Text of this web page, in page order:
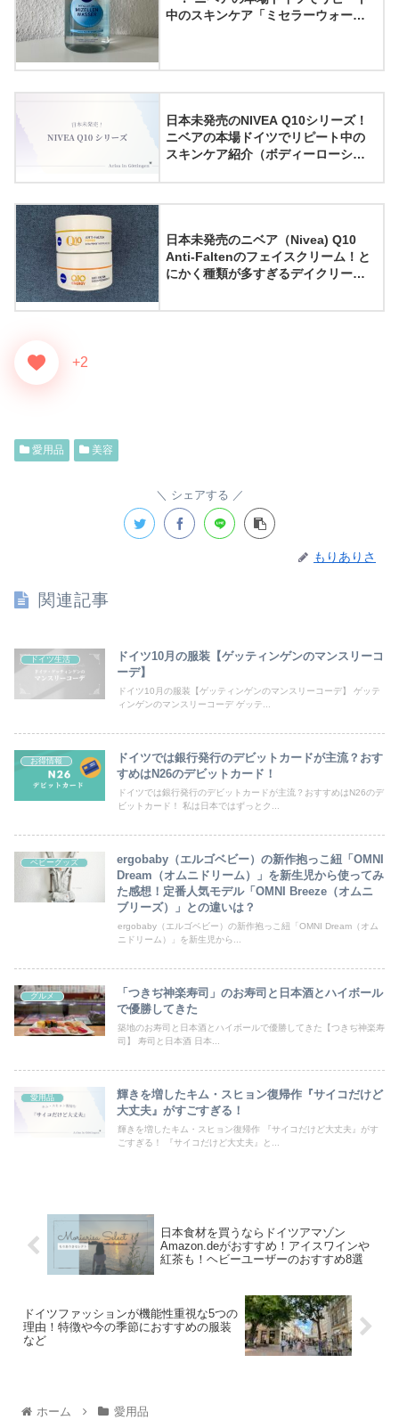
中のスキンケア「ミセラーウォータ
日本未発売のNIVEA Q10シリーズ！
ニベアの本場ドイツでリピート中の
スキンケア紹介（ボディーローショ
日本未発売のニベア（Nivea) Q10
Anti-Faltenのフェイスクリーム！と
にかく種類が多すぎるデイクリーム
+2
愛用品 美容
シェアする
もりありさ
関連記事
ドイツ生活
ドイツ10月の服装【ゲッティンゲンのマンスリーコ
ーデ】
ドイツ10月の服装【ゲッティンゲンのマンスリーコーデ】 ゲッテ
ィンゲンのマンスリーコーデ ゲッテ...
お得情報
ドイツでは銀行発行のデビットカードが主流？おす
すめはN26のデビットカード！
ドイツでは銀行発行のデビットカードが主流？おすすめはN26のデ
ビットカード！ 私は日本ではずっとク...
ベビーグッズ
ergobaby（エルゴベビー）の新作抱っこ紐「OMNI
Dream（オムニドリーム）」を新生児から使ってみ
た感想！定番人気モデル「OMNI Breeze（オムニ
ブリーズ）」との違いは？
ergobaby（エルゴベビー）の新作抱っこ紐「OMNI Dream（オム
ニドリーム）」を新生児から...
グルメ
「つきぢ神楽寿司」のお寿司と日本酒とハイボール
で優勝してきた
築地のお寿司と日本酒とハイボールで優勝してきた【つきぢ神楽寿
司】 寿司と日本酒 日本...
愛用品
輝きを増したキム・スヒョン復帰作『サイコだけど
大丈夫』がすごすぎる！
輝きを増したキム・スヒョン復帰作 『サイコだけど大丈夫』がす
ごすぎる！ 『サイコだけど大丈夫』と...
日本食材を買うならドイツアマゾン
Amazon.deがおすすめ！アイスワインや
紅茶も！ヘビーユーザーのおすすめ8選
ドイツファッションが機能性重視な5つの
理由！特徴や今の季節におすすめの服装
など
ホーム 愛用品